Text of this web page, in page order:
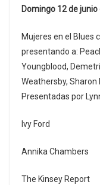
Domingo 12 de junio
Mujeres en el Blues
presentando a:
Youngblood,
Weathersby, Sharon
Presentadas por
Ivy Ford
Annika Chambers
The Kinsey Report